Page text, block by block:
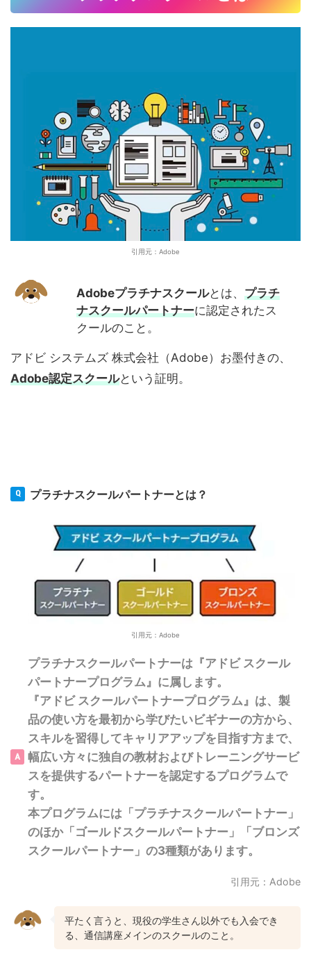
引用元：Adobe
Adobeプラチナスクールとは、 プラチ
ナスクールパートナーに認定されたス
クールのこと。
アドビ システムズ 株式会社（Adobe）お墨付きの、
Adobe認定スクールという証明。
プラチナスクールパートナーとは？
引用元：Adobe
プラチナスクールパートナーは『アドビ スクール
パートナープログラム』に属します。
『アドビ スクールパートナープログラム』は、製
品の使い方を最初から学びたいビギナーの方から、
スキルを習得してキャリアアップを目指す方まで、
幅広い方々に独自の教材およびトレーニングサービ
スを提供するパートナーを認定するプログラムで
す。
本プログラムには「プラチナスクールパートナー」
のほか「ゴールドスクールパートナー」「ブロンズ
スクールパートナー」の3種類があります。
引用元：Adobe
平たく言うと、現役の学生さん以外でも入会でき
る、通信講座メインのスクールのこと。